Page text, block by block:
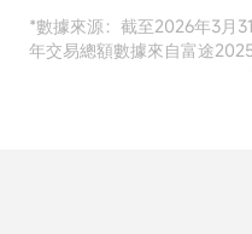
*數據來源：截至2026年3月
年交易總額數據來自富途2025